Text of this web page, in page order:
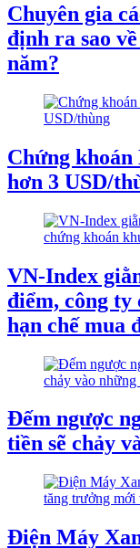
Chuyên gia
định ra sao
năm?
Chứng
hơn 3 USD/
VN-Index
điểm, công ty
hạn chế mua
Đếm ngược
tiền sẽ chảy
Điện Máy